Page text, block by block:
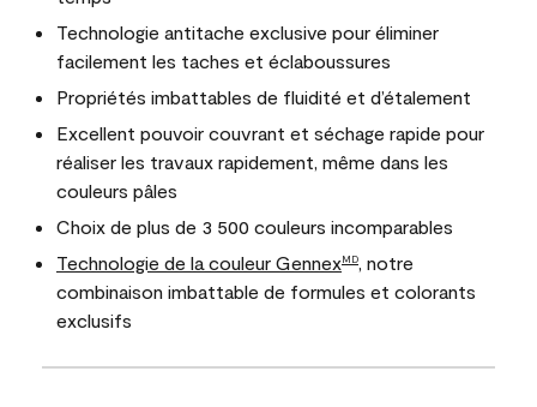
Technologie antitache exclusive pour éliminer
facilement les taches et éclaboussures
Propriétés imbattables de fluidité et d’étalement
Excellent pouvoir couvrant et séchage rapide pour
réaliser les travaux rapidement, même dans les
couleurs pâles
Choix de plus de 3 500 couleurs incomparables
Technologie de la couleur GennexMD
, notre
combinaison imbattable de formules et colorants
exclusifs